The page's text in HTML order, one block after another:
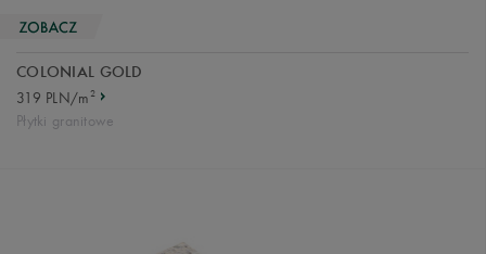
COLONIAL GOLD
319 PLN/m2
Płytki granitowe